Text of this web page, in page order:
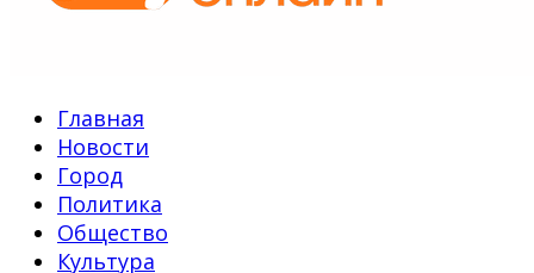
Главная
Новости
Город
Политика
Общество
Культура